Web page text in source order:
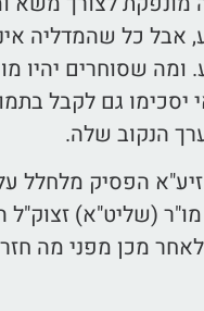
אבל כל שהמדליה
ומה שסוחרים יהיו
גם לקבל
הנקוב שלה.
הפסיק מלחלל
(שליט"א)
מכן מפני מה